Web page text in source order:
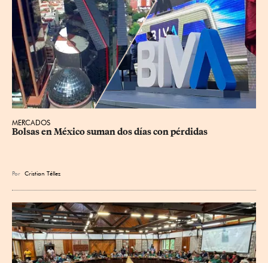
MERCADOS
Bolsas en México suman dos días con pérdidas
Por Cristian Téllez